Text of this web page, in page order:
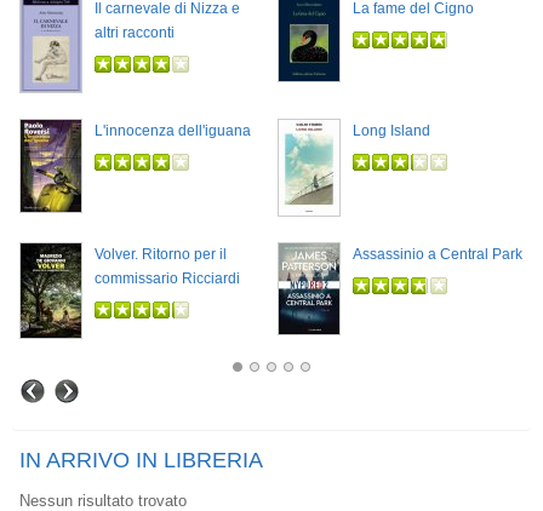
Il carnevale di Nizza e
altri racconti
La fame del Cigno
L'innocenza dell'iguana Long Island
Volver. Ritorno per il
commissario Ricciardi
Assassinio a Central Park
IN ARRIVO IN LIBRERIA
Nessun risultato trovato